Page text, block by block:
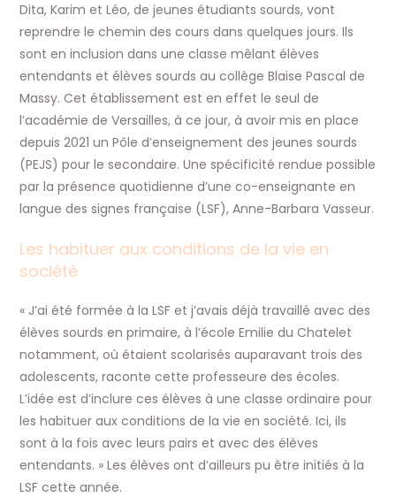
Dita, Karim et Léo, de jeunes étudiants sourds, vont
reprendre le chemin des cours dans quelques jours. Ils
sont en inclusion dans une classe mêlant élèves
entendants et élèves sourds au collège Blaise Pascal de
Massy. Cet établissement est en effet le seul de
l’académie de Versailles, à ce jour, à avoir mis en place
depuis 2021 un Pôle d’enseignement des jeunes sourds
(PEJS) pour le secondaire. Une spécificité rendue possible
par la présence quotidienne d’une co-enseignante en
langue des signes française (LSF), Anne-Barbara Vasseur.
Les habituer aux conditions de la vie en
société
« J’ai été formée à la LSF et j’avais déjà travaillé avec des
élèves sourds en primaire, à l’école Emilie du Chatelet
notamment, où étaient scolarisés auparavant trois des
adolescents, raconte cette professeure des écoles.
L’idée est d’inclure ces élèves à une classe ordinaire pour
les habituer aux conditions de la vie en société. Ici, ils
sont à la fois avec leurs pairs et avec des élèves
entendants. » Les élèves ont d’ailleurs pu être initiés à la
LSF cette année.